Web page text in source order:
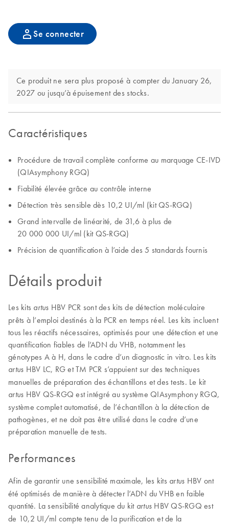
Se connecter
Ce produit ne sera plus proposé à compter du January 26,
2027 ou jusqu’à épuisement des stocks.
Caractéristiques
Procédure de travail complète conforme au marquage CE-IVD
(QIAsymphony RGQ)
Fiabilité élevée grâce au contrôle interne
Détection très sensible dès 10,2 UI/ml (kit QS-RGQ)
Grand intervalle de linéarité, de 31,6 à plus de
20 000 000 UI/ml (kit QS-RGQ)
Précision de quantification à l’aide des 5 standards fournis
Détails produit
Les kits artus HBV PCR sont des kits de détection moléculaire
prêts à l’emploi destinés à la PCR en temps réel. Les kits incluent
tous les réactifs nécessaires, optimisés pour une détection et une
quantification fiables de l’ADN du VHB, notamment les
génotypes A à H, dans le cadre d’un diagnostic in vitro. Les kits
artus HBV LC, RG et TM PCR s’appuient sur des techniques
manuelles de préparation des échantillons et des tests. Le kit
artus HBV QS-RGQ est intégré au système QIAsymphony RGQ,
système complet automatisé, de l’échantillon à la détection de
pathogènes, et ne doit pas être utilisé dans le cadre d’une
préparation manuelle de tests.
Performances
Afin de garantir une sensibilité maximale, les kits artus HBV ont
été optimisés de manière à détecter l’ADN du VHB en faible
quantité. La sensibilité analytique du kit artus HBV QS-RGQ est
de 10,2 UI/ml compte tenu de la purification et de la